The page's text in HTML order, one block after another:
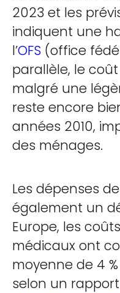
2023 et les
indiquent une
l’OFS (office
parallèle, le
malgré une
reste encore
années 2010,
des ménages.
Les dépenses
également un
Europe, les
médicaux ont
moyenne de 4
selon un rapport